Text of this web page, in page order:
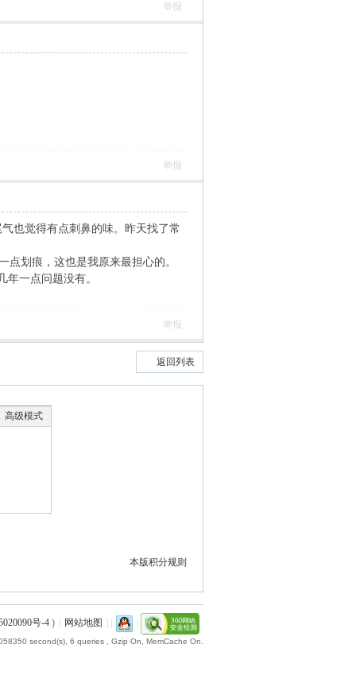
举报
举报
也觉得有点刺鼻的味。昨天找了常
划痕，这也是我原来最担心的。
一点问题没有。
举报
返回列表
高级模式
本版积分规则
号-4 ) 网站地图
second(s), 6 queries , Gzip On, MemCache On.